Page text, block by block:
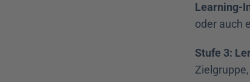
Learning-
oder auch
Stufe 3: